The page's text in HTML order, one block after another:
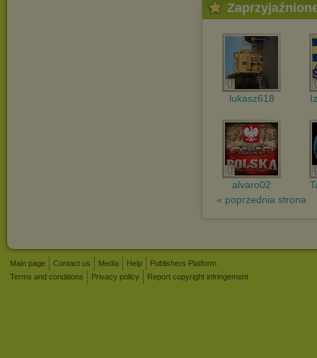
lukasz618
alvaro02
« poprzednia strona
Main page Contact us Media Help
Publishers Platform
Terms and conditions
Privacy policy Report copyright infringement